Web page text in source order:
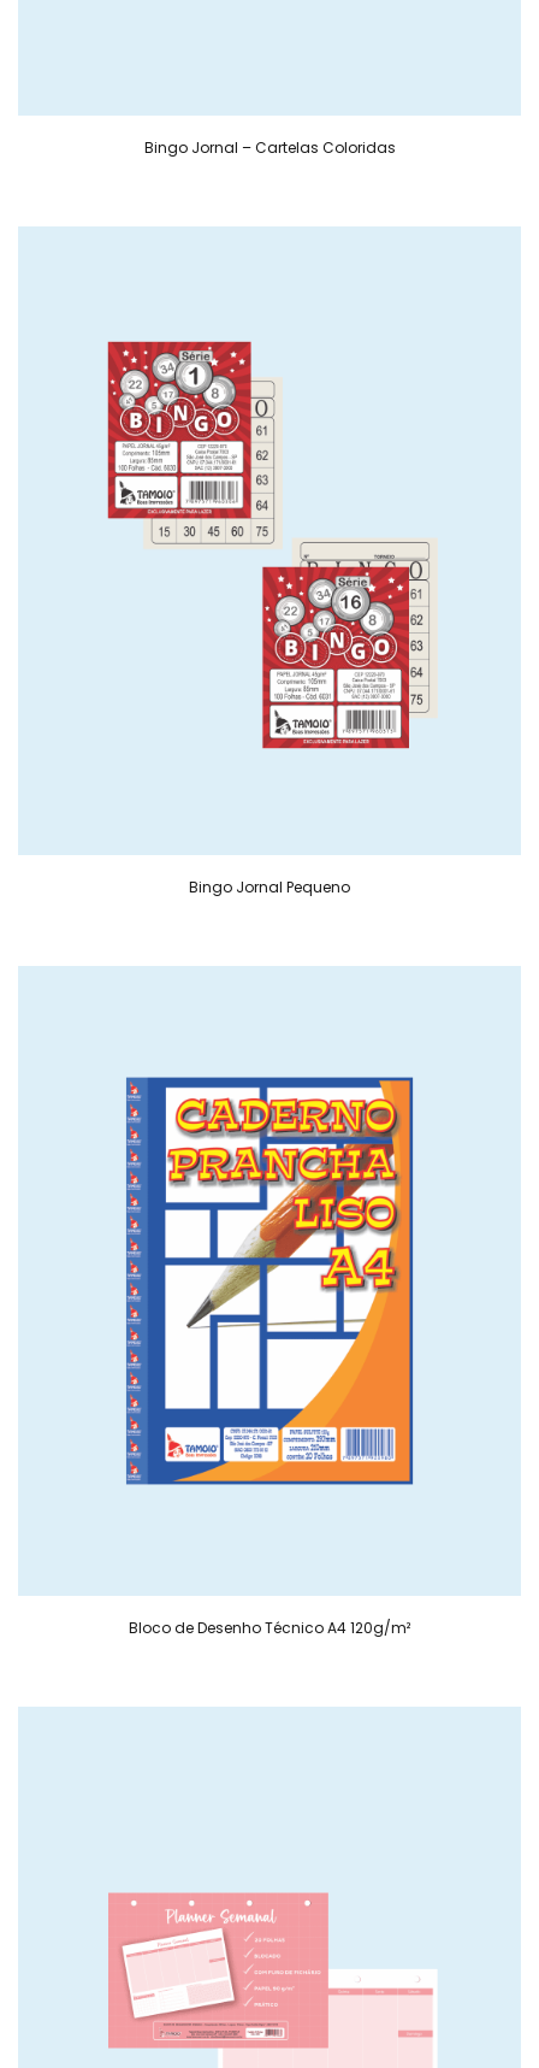
Bingo Jornal – Cartelas Coloridas
Bingo Jornal Pequeno
Bloco de Desenho Técnico A4 120g/m²